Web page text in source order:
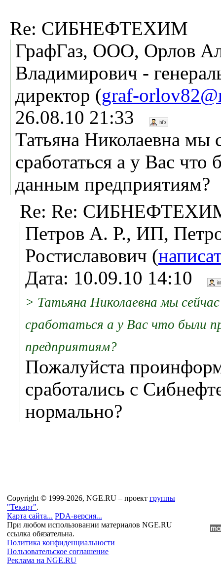
Re: СИБНЕФТЕХИМ
ГрафГаз, ООО, Орлов
Владимирович -
директор (graf-
26.08.10 21:33
Татьяна Николаевна мы
сработаться а у Вас
данным предприятиям?
Re: Re:
Петров А. Р., ИП,
Ростиславович (
Дата: 10.09.10 14:10
> Татьяна Николаевна мы
сработаться а у Вас что были
предприятиям?
Пожалуйста
сработались с
нормально?
Copyright © 1999-2026, NGE.RU – проект группы
"Текарт".
Карта сайта... PDA-версия...
При любом использовании материалов NGE.RU
ссылка обязательна.
Политика конфиденциальности
Пользовательское соглашение
Реклама на NGE.RU